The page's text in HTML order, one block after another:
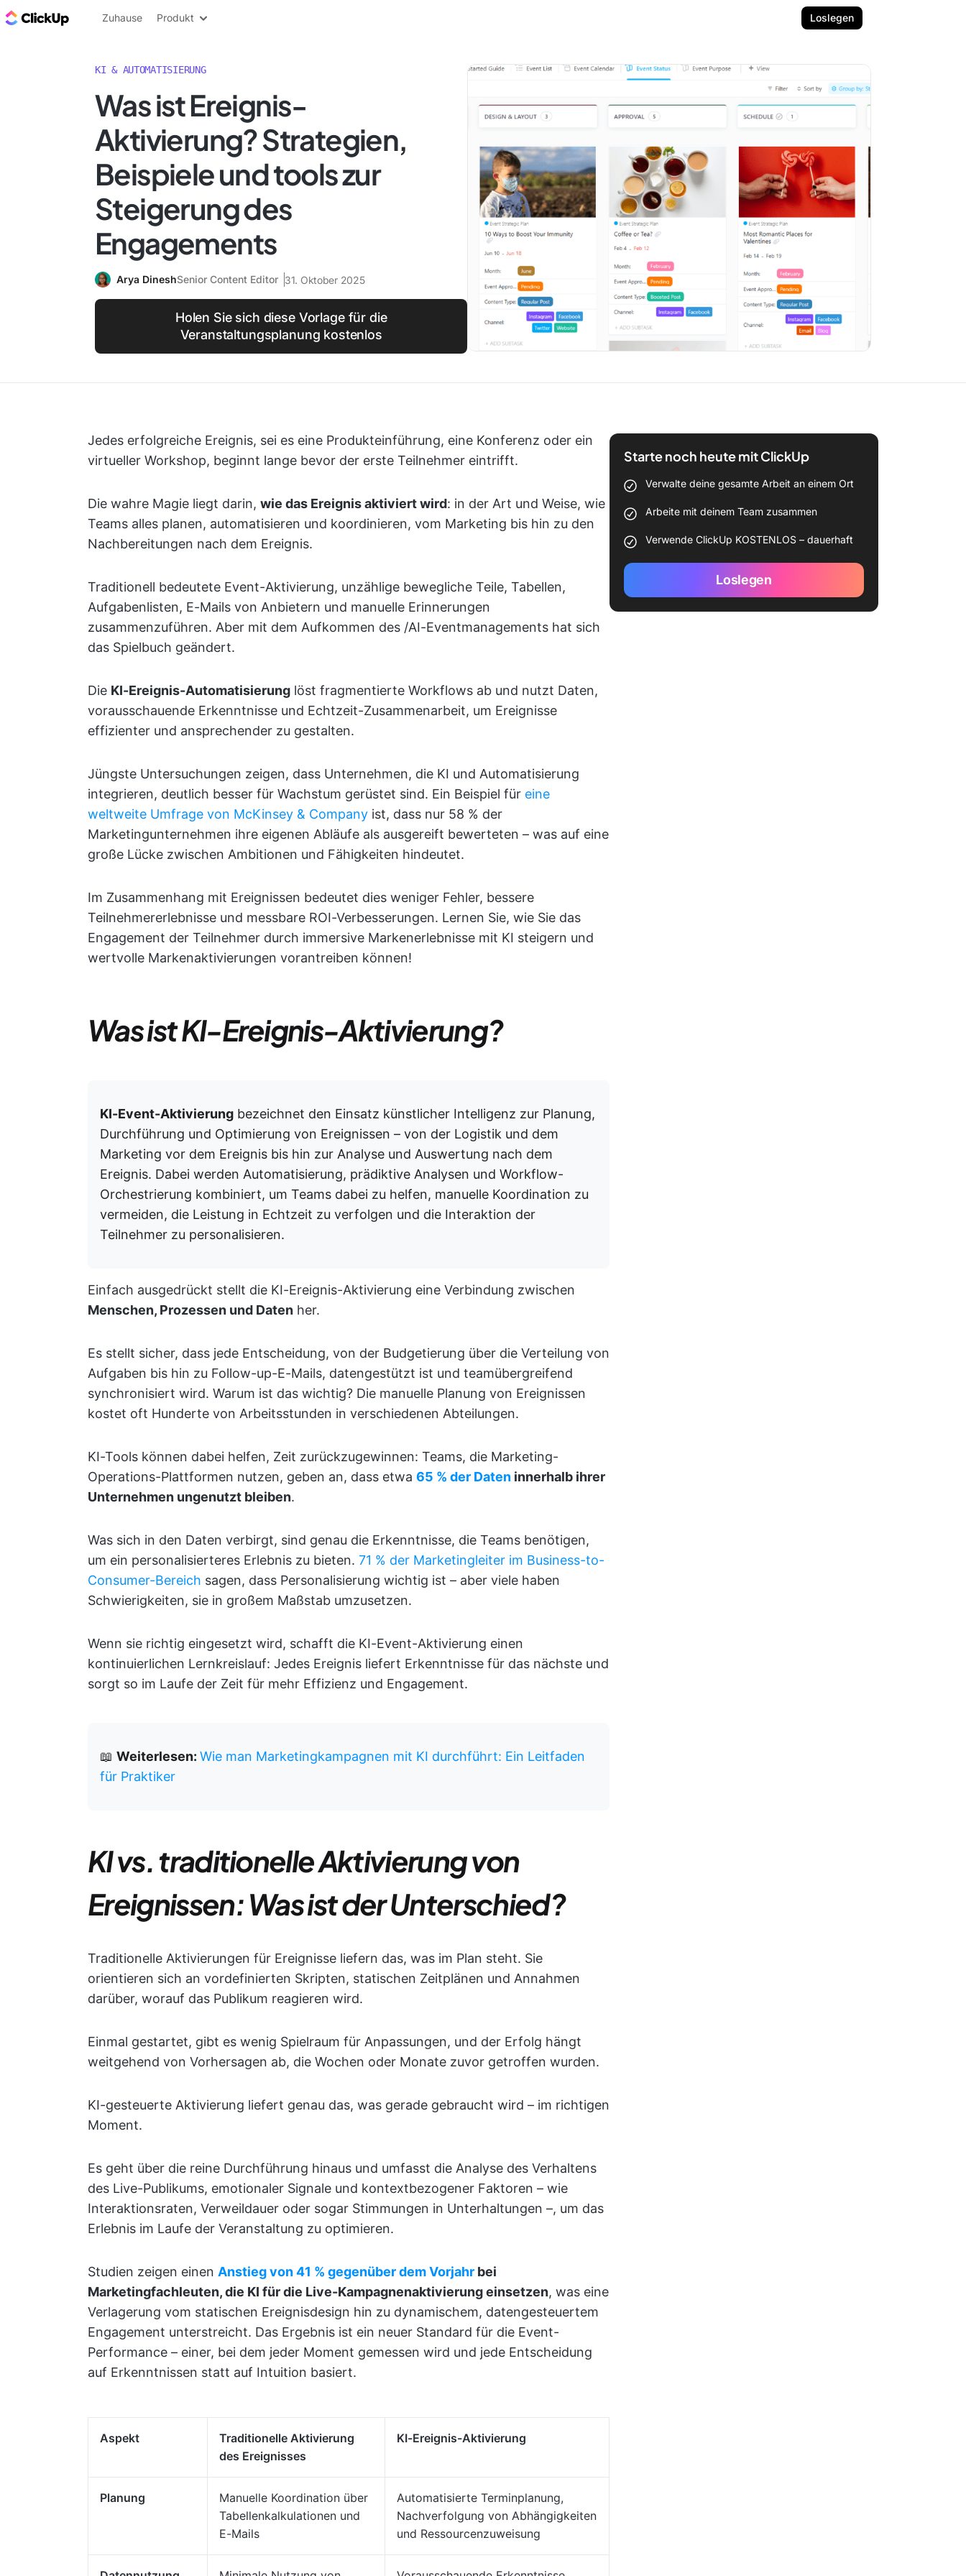
ClickUp Blog
Zuhause Produkt Loslegen
KI & AUTOMATISIERUNG
Was ist Ereignis-
Aktivierung? Strategien,
Beispiele und tools zur
Steigerung des
Engagements
Arya DineshSenior Content Editor 31. Oktober 2025
Holen Sie sich diese Vorlage für die
Veranstaltungsplanung kostenlos
Jedes erfolgreiche Ereignis, sei es eine Produkteinführung, eine Konferenz oder ein
virtueller Workshop, beginnt lange bevor der erste Teilnehmer eintrifft.
Die wahre Magie liegt darin, wie das Ereignis aktiviert wird: in der Art und Weise, wie
Teams alles planen, automatisieren und koordinieren, vom Marketing bis hin zu den
Nachbereitungen nach dem Ereignis.
Traditionell bedeutete Event-Aktivierung, unzählige bewegliche Teile, Tabellen,
Aufgabenlisten, E-Mails von Anbietern und manuelle Erinnerungen
zusammenzuführen. Aber mit dem Aufkommen des /AI-Eventmanagements hat sich
das Spielbuch geändert.
Die KI-Ereignis-Automatisierung löst fragmentierte Workflows ab und nutzt Daten,
vorausschauende Erkenntnisse und Echtzeit-Zusammenarbeit, um Ereignisse
effizienter und ansprechender zu gestalten.
Jüngste Untersuchungen zeigen, dass Unternehmen, die KI und Automatisierung
integrieren, deutlich besser für Wachstum gerüstet sind. Ein Beispiel für eine
weltweite Umfrage von McKinsey & Company ist, dass nur 58 % der
Marketingunternehmen ihre eigenen Abläufe als ausgereift bewerteten – was auf eine
große Lücke zwischen Ambitionen und Fähigkeiten hindeutet.
Im Zusammenhang mit Ereignissen bedeutet dies weniger Fehler, bessere
Teilnehmererlebnisse und messbare ROI-Verbesserungen. Lernen Sie, wie Sie das
Engagement der Teilnehmer durch immersive Markenerlebnisse mit KI steigern und
wertvolle Markenaktivierungen vorantreiben können!
Was ist KI-Ereignis-Aktivierung?
KI-Event-Aktivierung bezeichnet den Einsatz künstlicher Intelligenz zur Planung,
Durchführung und Optimierung von Ereignissen – von der Logistik und dem
Marketing vor dem Ereignis bis hin zur Analyse und Auswertung nach dem
Ereignis. Dabei werden Automatisierung, prädiktive Analysen und Workflow-
Orchestrierung kombiniert, um Teams dabei zu helfen, manuelle Koordination zu
vermeiden, die Leistung in Echtzeit zu verfolgen und die Interaktion der
Teilnehmer zu personalisieren.
Einfach ausgedrückt stellt die KI-Ereignis-Aktivierung eine Verbindung zwischen
Menschen, Prozessen und Daten her.
Es stellt sicher, dass jede Entscheidung, von der Budgetierung über die Verteilung von
Aufgaben bis hin zu Follow-up-E-Mails, datengestützt ist und teamübergreifend
synchronisiert wird. Warum ist das wichtig? Die manuelle Planung von Ereignissen
kostet oft Hunderte von Arbeitsstunden in verschiedenen Abteilungen.
KI-Tools können dabei helfen, Zeit zurückzugewinnen: Teams, die Marketing-
Operations-Plattformen nutzen, geben an, dass etwa 65 % der Daten innerhalb ihrer
Unternehmen ungenutzt bleiben.
Was sich in den Daten verbirgt, sind genau die Erkenntnisse, die Teams benötigen,
um ein personalisierteres Erlebnis zu bieten. 71 % der Marketingleiter im Business-to-
Consumer-Bereich sagen, dass Personalisierung wichtig ist – aber viele haben
Schwierigkeiten, sie in großem Maßstab umzusetzen.
Wenn sie richtig eingesetzt wird, schafft die KI-Event-Aktivierung einen
kontinuierlichen Lernkreislauf: Jedes Ereignis liefert Erkenntnisse für das nächste und
sorgt so im Laufe der Zeit für mehr Effizienz und Engagement.
📖 Weiterlesen: Wie man Marketingkampagnen mit KI durchführt: Ein Leitfaden
für Praktiker
KI vs. traditionelle Aktivierung von
Ereignissen: Was ist der Unterschied?
Traditionelle Aktivierungen für Ereignisse liefern das, was im Plan steht. Sie
orientieren sich an vordefinierten Skripten, statischen Zeitplänen und Annahmen
darüber, worauf das Publikum reagieren wird.
Einmal gestartet, gibt es wenig Spielraum für Anpassungen, und der Erfolg hängt
weitgehend von Vorhersagen ab, die Wochen oder Monate zuvor getroffen wurden.
KI-gesteuerte Aktivierung liefert genau das, was gerade gebraucht wird – im richtigen
Moment.
Es geht über die reine Durchführung hinaus und umfasst die Analyse des Verhaltens
des Live-Publikums, emotionaler Signale und kontextbezogener Faktoren – wie
Interaktionsraten, Verweildauer oder sogar Stimmungen in Unterhaltungen –, um das
Erlebnis im Laufe der Veranstaltung zu optimieren.
Studien zeigen einen Anstieg von 41 % gegenüber dem Vorjahr bei
Marketingfachleuten, die KI für die Live-Kampagnenaktivierung einsetzen, was eine
Verlagerung vom statischen Ereignisdesign hin zu dynamischem, datengesteuertem
Engagement unterstreicht. Das Ergebnis ist ein neuer Standard für die Event-
Performance – einer, bei dem jeder Moment gemessen wird und jede Entscheidung
auf Erkenntnissen statt auf Intuition basiert.
Aspekt
Traditionelle Aktivierung
des Ereignisses
KI-Ereignis-Aktivierung
Planung
Manuelle Koordination über
Tabellenkalkulationen und
E-Mails
Automatisierte Terminplanung,
Nachverfolgung von Abhängigkeiten
und Ressourcenzuweisung
Starte noch heute mit ClickUp
Verwalte deine gesamte Arbeit an einem Ort
Arbeite mit deinem Team zusammen
Verwende ClickUp KOSTENLOS – dauerhaft
Loslegen